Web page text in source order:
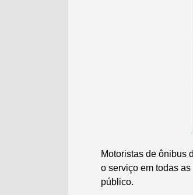
Motoristas de ônibus
o serviço em todas
público.